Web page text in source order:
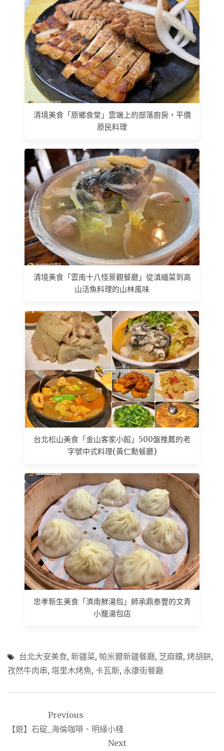
清境美食「原鄉食堂」雲端上的部落廚房，平價
原民料理
清境美食「雲南十八怪景觀餐廳」從滇緬菜到高
山活魚料理的山林風味
台北松山美食「金山客家小館」500盤推薦的老
字號中式料理(黃仁勳餐廳)
忠孝新生美食「濟南鮮湯包」師承鼎泰豐的文青
小籠湯包店
台北大安美食, 新疆菜, 帕米爾新疆餐廳, 芝麻饢, 烤胡餅,
孜然牛肉串, 塔里木烤魚, 卡瓦斯, 永康街餐廳
章
導
Previous
【遊】石碇_海倫咖啡、明緣小棧
Next